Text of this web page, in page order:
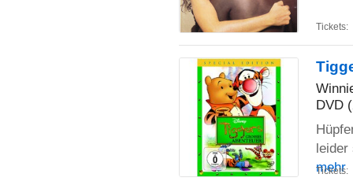
Tickets:
DVD
leider
mehr
Tickets: